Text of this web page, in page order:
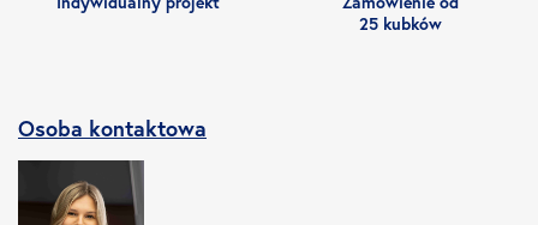
25 kubków
Osoba kontaktowa